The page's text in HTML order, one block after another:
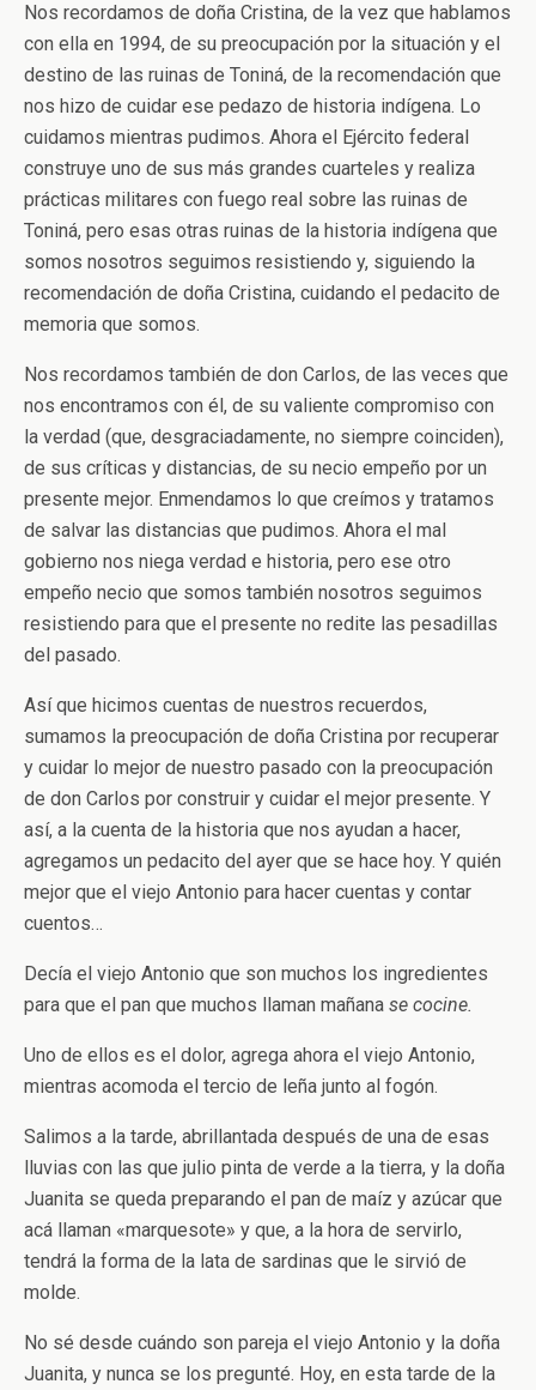
Nos recordamos de doña Cristina, de la vez que hablamos
con ella en 1994, de su preocupación por la situación y el
destino de las ruinas de Toniná, de la recomendación que
nos hizo de cuidar ese pedazo de historia indígena. Lo
cuidamos mientras pudimos. Ahora el Ejército federal
construye uno de sus más grandes cuarteles y realiza
prácticas militares con fuego real sobre las ruinas de
Toniná, pero esas otras ruinas de la historia indígena que
somos nosotros seguimos resistiendo y, siguiendo la
recomendación de doña Cristina, cuidando el pedacito de
memoria que somos.
Nos recordamos también de don Carlos, de las veces que
nos encontramos con él, de su valiente compromiso con
la verdad (que, desgraciadamente, no siempre coinciden),
de sus críticas y distancias, de su necio empeño por un
presente mejor. Enmendamos lo que creímos y tratamos
de salvar las distancias que pudimos. Ahora el mal
gobierno nos niega verdad e historia, pero ese otro
empeño necio que somos también nosotros seguimos
resistiendo para que el presente no redite las pesadillas
del pasado.
Así que hicimos cuentas de nuestros recuerdos,
sumamos la preocupación de doña Cristina por recuperar
y cuidar lo mejor de nuestro pasado con la preocupación
de don Carlos por construir y cuidar el mejor presente. Y
así, a la cuenta de la historia que nos ayudan a hacer,
agregamos un pedacito del ayer que se hace hoy. Y quién
mejor que el viejo Antonio para hacer cuentas y contar
cuentos…
Decía el viejo Antonio que son muchos los ingredientes
para que el pan que muchos llaman mañana se cocine.
Uno de ellos es el dolor, agrega ahora el viejo Antonio,
mientras acomoda el tercio de leña junto al fogón.
Salimos a la tarde, abrillantada después de una de esas
lluvias con las que julio pinta de verde a la tierra, y la doña
Juanita se queda preparando el pan de maíz y azúcar que
acá llaman «marquesote» y que, a la hora de servirlo,
tendrá la forma de la lata de sardinas que le sirvió de
molde.
No sé desde cuándo son pareja el viejo Antonio y la doña
Juanita, y nunca se los pregunté. Hoy, en esta tarde de la